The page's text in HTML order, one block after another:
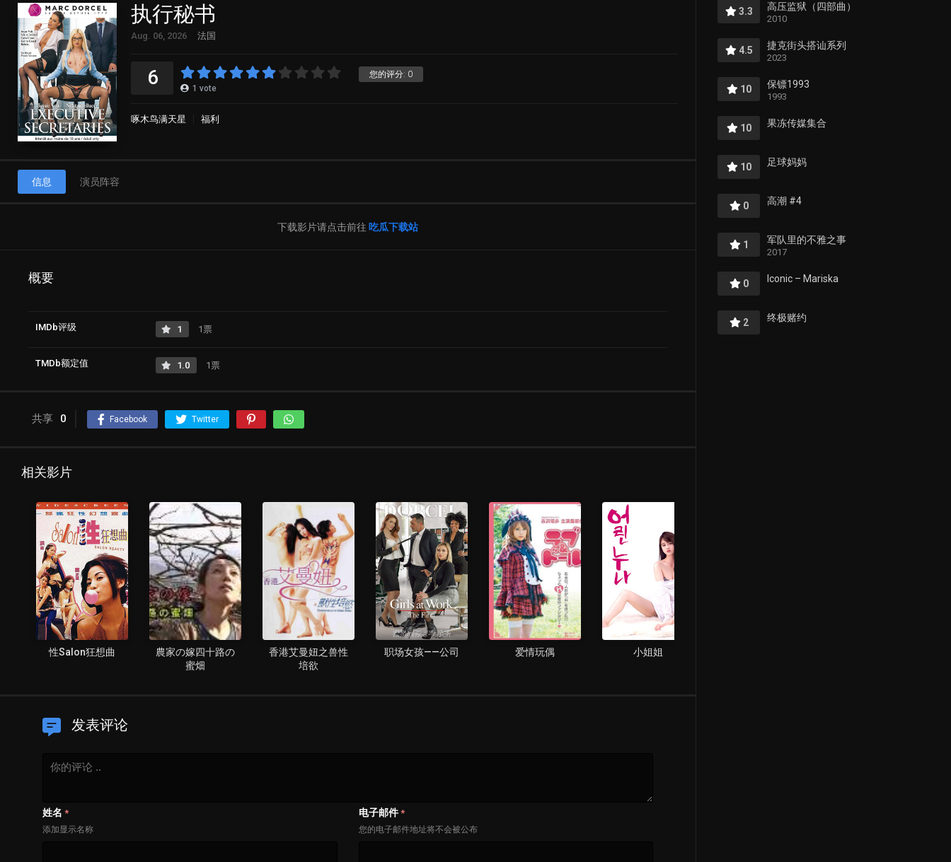
执行秘书
Aug. 06, 2026 法国
您的评分: 0
6 1 vote
啄木鸟满天星 福利
信息 演员阵容
下载影片请点击前往 吃瓜下载站
概要
IMDb评级 1 1票
TMDb额定值 1.0 1票
共享 0 Facebook Twitter
相关影片
性Salon狂想曲
農家の嫁四十路の
蜜畑
香港艾曼妞之兽性
培欲
职场女孩——公司 爱情玩偶 小姐姐
发表评论
姓名 *
添加显示名称
电子邮件 *
您的电子邮件地址将不会被公布
3.3 高压监狱（四部曲）
2010
4.5 捷克街头搭讪系列
2023
10 保镖1993
1993
10 果冻传媒集合
10 足球妈妈
0 高潮 #4
1 军队里的不雅之事
2017
0 Iconic – Mariska
2 终极赌约